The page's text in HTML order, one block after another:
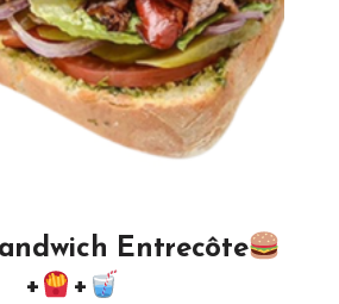
Entrecôte
+
+